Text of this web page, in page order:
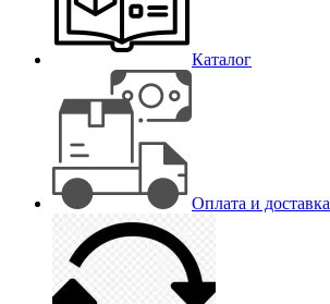
Каталог
Оплата и доставка